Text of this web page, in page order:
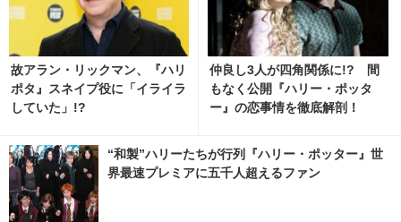
故アラン・リックマン、『ハリ
ポタ』スネイプ役に「イライラ
していた」!?
仲良し3人が四角関係に!? 間
もなく公開『ハリー・ポッタ
ー』の恋事情を徹底解剖！
“和製”ハリーたちが行列『ハリー・ポッター』世
界最速プレミアに五千人超えるファン